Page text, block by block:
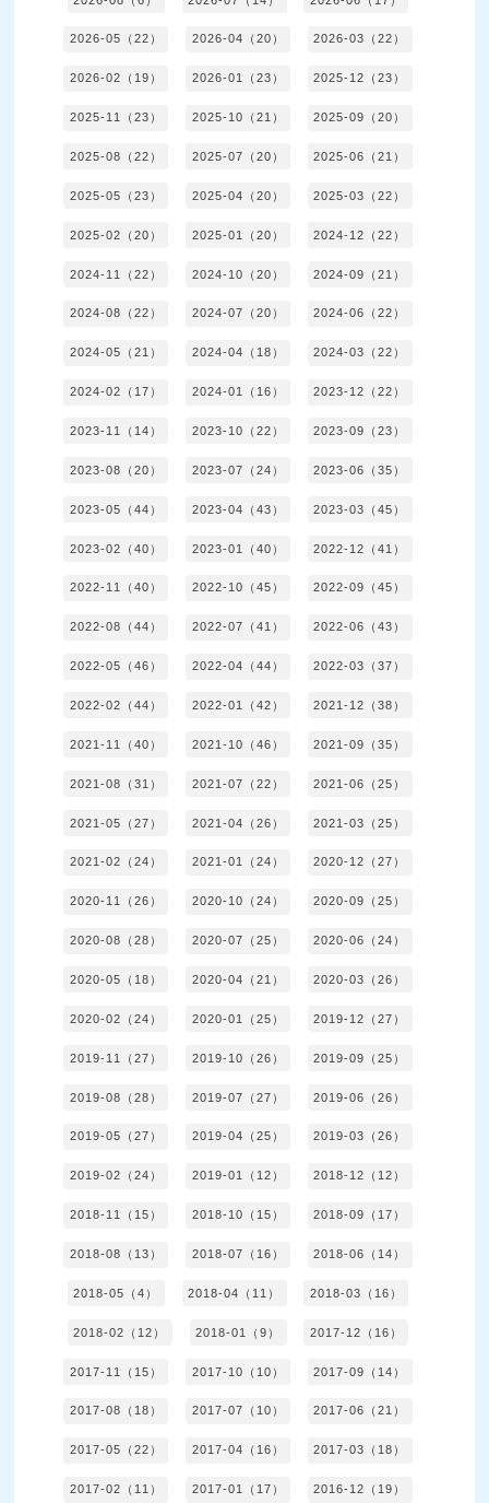
2026-05（22） 2026-04（20） 2026-03（22）
2026-02（19） 2026-01（23） 2025-12（23）
2025-11（23） 2025-10（21） 2025-09（20）
2025-08（22） 2025-07（20） 2025-06（21）
2025-05（23） 2025-04（20） 2025-03（22）
2025-02（20） 2025-01（20） 2024-12（22）
2024-11（22） 2024-10（20） 2024-09（21）
2024-08（22） 2024-07（20） 2024-06（22）
2024-05（21） 2024-04（18） 2024-03（22）
2024-02（17） 2024-01（16） 2023-12（22）
2023-11（14） 2023-10（22） 2023-09（23）
2023-08（20） 2023-07（24） 2023-06（35）
2023-05（44） 2023-04（43） 2023-03（45）
2023-02（40） 2023-01（40） 2022-12（41）
2022-11（40） 2022-10（45） 2022-09（45）
2022-08（44） 2022-07（41） 2022-06（43）
2022-05（46） 2022-04（44） 2022-03（37）
2022-02（44） 2022-01（42） 2021-12（38）
2021-11（40） 2021-10（46） 2021-09（35）
2021-08（31） 2021-07（22） 2021-06（25）
2021-05（27） 2021-04（26） 2021-03（25）
2021-02（24） 2021-01（24） 2020-12（27）
2020-11（26） 2020-10（24） 2020-09（25）
2020-08（28） 2020-07（25） 2020-06（24）
2020-05（18） 2020-04（21） 2020-03（26）
2020-02（24） 2020-01（25） 2019-12（27）
2019-11（27） 2019-10（26） 2019-09（25）
2019-08（28） 2019-07（27） 2019-06（26）
2019-05（27） 2019-04（25） 2019-03（26）
2019-02（24） 2019-01（12） 2018-12（12）
2018-11（15） 2018-10（15） 2018-09（17）
2018-08（13） 2018-07（16） 2018-06（14）
2018-05（4） 2018-04（11） 2018-03（16）
2018-02（12） 2018-01（9） 2017-12（16）
2017-11（15） 2017-10（10） 2017-09（14）
2017-08（18） 2017-07（10） 2017-06（21）
2017-05（22） 2017-04（16） 2017-03（18）
2017-02（11） 2017-01（17） 2016-12（19）